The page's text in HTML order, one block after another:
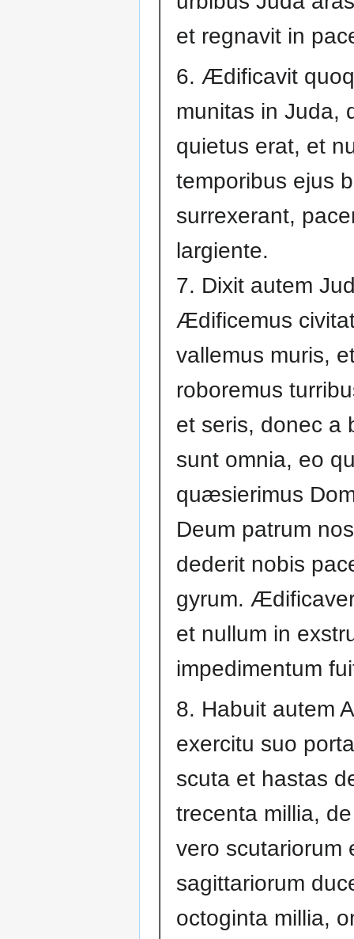
et regnavit in
6. Ædificavit
munitas in Juda,
quietus erat, et
temporibus ejus
surrexerant,
largiente.
7. Dixit autem
Ædificemus
vallemus muris,
roboremus
et seris, donec a
sunt omnia, eo
quæsierimus
Deum patrum
dederit nobis
gyrum.
et nullum in
impedimentum
8. Habuit autem
exercitu suo
scuta et hastas
trecenta millia,
vero scutariorum
sagittariorum
octoginta millia,